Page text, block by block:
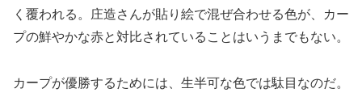
く覆われる。庄造さんが貼り絵で混ぜ合わせる色が、カー
プの鮮やかな赤と対比されていることはいうまでもない。
カープが優勝するためには、生半可な色では駄目なのだ。